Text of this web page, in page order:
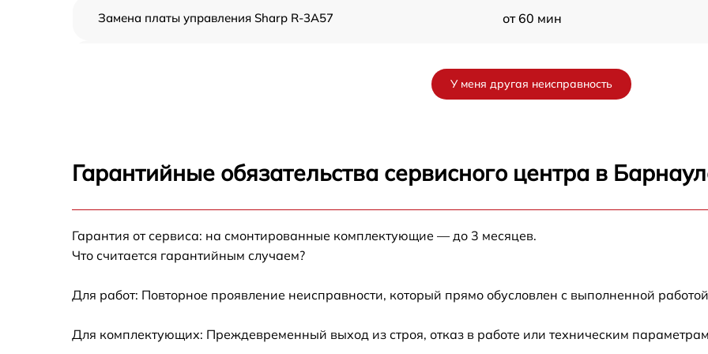
Замена платы управления Sharp R-3A57 от 60 мин
Ремонт волновода Sharp R-3A57 от 60 мин
3A57
Замена блока управления Sharp R-3A57 от 60 мин
У меня другая неисправность
Гарантийные обязательства сервисного центра в
Гарантия от сервиса: на смонтированные комплектующие — до 3 месяцев.
Что считается гарантийным случаем?
Для работ: Повторное проявление неисправности, который прямо обусловлен с выполненной
Для комплектующих: Преждевременный выход из строя, отказ в работе или техническим